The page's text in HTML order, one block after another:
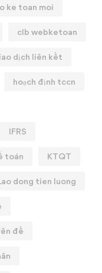
ke toan moi
clb webketoan
dịch liên kết
hoạch định tccn
IFRS
toán KTQT
dong tien luong
đề